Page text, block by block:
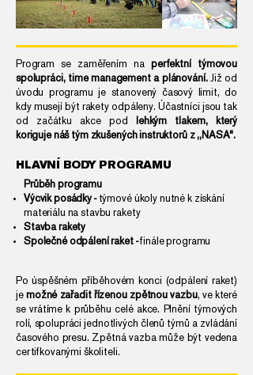
Program se zaměřením na perfektní týmovou
spolupráci, time management a plánování.Již od
úvodu programu je stanovený časový limit, do
kdy musejí být rakety odpáleny. Účastníci jsou tak
od začátku akce pod
lehkým tlakem, který
koriguje náš tým zkušených instruktorů z ,,NASA".
HLAVNÍ BODY PROGRAMU
Průběh programu
Výcvik posádky - týmové úkoly nutné k získání
materiálu na stavbu rakety
Stavba rakety
Společné odpálení raket -finále programu
Po úspěšném příběhovém konci (odpálení raket)
je možné zařadit řízenou zpětnou vazbu, ve které
se vrátíme k průběhu celé akce. Plnění týmových
rolí, spolupráci jednotlivých členů týmů a zvládání
časového presu. Zpětná vazba může být vedena
certifkovanými školiteli.